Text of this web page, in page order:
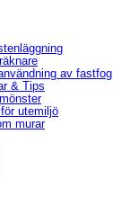
av fastfog
& Tips
utemiljö
murar